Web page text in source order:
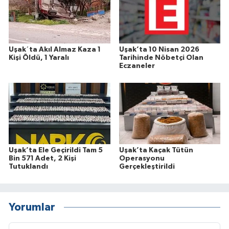
Uşak´ta Akıl Almaz Kaza 1
Kişi Öldü, 1 Yaralı
Uşak’ta 10 Nisan 2026
Tarihinde Nöbetçi Olan
Eczaneler
Uşak’ta Ele Geçirildi Tam 5
Bin 571 Adet, 2 Kişi
Tutuklandı
Uşak’ta Kaçak Tütün
Operasyonu
Gerçekleştirildi
Yorumlar